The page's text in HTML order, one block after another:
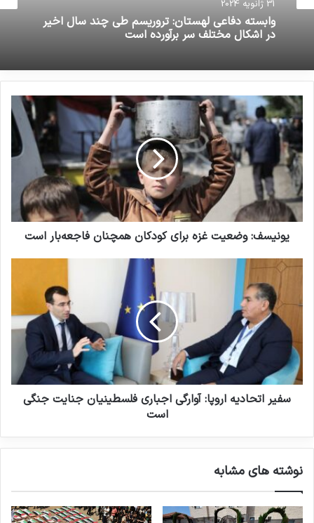
19 مارس 2023
موضوع داعش
19 می 2025
افریقا تروریسم
کپی لینک
31 ژانویه 2024
وابسته دفاعی لهستان: تروریسم طی چند سال اخیر
در اشکال مختلف سر برآورده است
یونیسف: وضعیت غزه برای کودکان همچنان فاجعه‌بار است
سفیر اتحادیه اروپا: آوارگی اجباری فلسطینیان جنایت جنگی
است
نوشته های مشابه